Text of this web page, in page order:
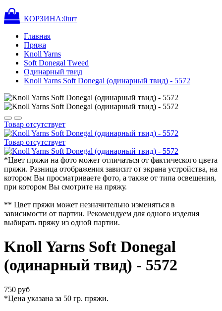
КОРЗИНА:0шт
Главная
Пряжа
Knoll Yarns
Soft Donegal Tweed
Одинарный твид
Knoll Yarns Soft Donegal (одинарный твид) - 5572
Товар отсутствует
Товар отсутствует
*Цвет пряжи на фото может отличаться от фактического цвета
пряжи. Разница отображения зависит от экрана устройства, на
котором Вы просматриваете фото, а также от типа освещения,
при котором Вы смотрите на пряжу.
** Цвет пряжи может незначительно изменяться в
зависимости от партии. Рекомендуем для одного изделия
выбирать пряжу из одной партии.
Knoll Yarns Soft Donegal
(одинарный твид) - 5572
750 руб
*Цена указана за 50 гр. пряжи.